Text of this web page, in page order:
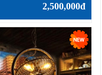
2,500,000đ